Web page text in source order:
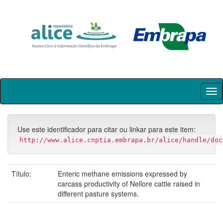
Skip
Use este identificador para citar ou linkar para este item:
http://www.alice.cnptia.embrapa.br/alice/handle/doc/
Título:
Enteric methane emissions expressed by
carcass productivity of Nellore cattle raised in
different pasture systems.